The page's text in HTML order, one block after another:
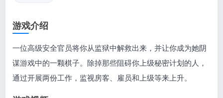
游戏介绍
一位高级安全官员将你从监狱中解救出来，并让你成为她阴
谋游戏中的一颗棋子。除掉那些阻碍你上级秘密计划的人，
通过开展两份工作，监视房客、雇员和上级等来上升。